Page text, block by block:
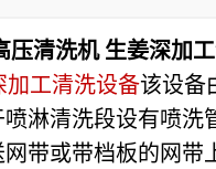
压清洗机 生姜深加
加工清洗设备该设备
喷淋清洗段设有喷
带或带档板的网带